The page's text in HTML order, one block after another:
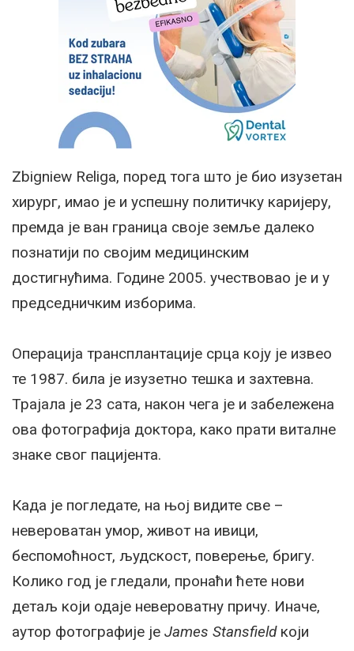
Zbigniew Religa, поред тога што је био изузетан
хирург, имао је и успешну политичку каријеру,
премда је ван граница своје земље далеко
познатији по својим медицинским
достигнућима. Године 2005. учествовао је и у
председничким изборима.
Операција трансплантације срца коју је извео
те 1987. била је изузетно тешка и захтевна.
Трајала је 23 сата, након чега је и забележена
ова фотографија доктора, како прати виталне
знаке свог пацијента.
Када је погледате, на њој видите све –
невероватан умор, живот на ивици,
беспомоћност, људскост, поверење, бригу.
Колико год је гледали, пронаћи ћете нови
детаљ који одаје невероватну причу. Иначе,
аутор фотографије је James Stansfieldкоји